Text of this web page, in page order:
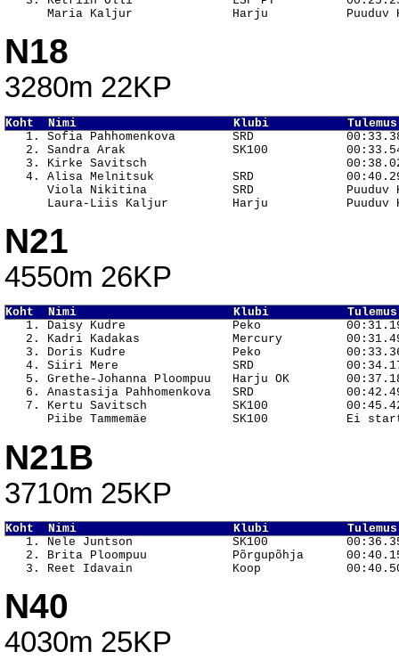
N18
3280m 22KP
Koht  Nimi                      Klubi
1. Sofia Pahhomenkova        SRD
2. Sandra Arak               SK100
3. Kirke Savitsch
4. Alisa Melnitsuk           SRD
Viola Nikitina            SRD             Puuduv
N21
4550m 26KP
Koht  Nimi                      Klubi
1. Daisy Kudre               Peko
2. Kadri Kadakas             Mercury
3. Doris Kudre               Peko
4. Siiri Mere                SRD
5. Grethe-Johanna Ploompuu   Harju OK
6. Anastasija Pahhomenkova   SRD
7. Kertu Savitsch            SK100
N21B
3710m 25KP
Koht  Nimi                      Klubi
1. Nele Juntson              SK100
2. Brita Ploompuu            Põrgupõhja
N40
4030m 25KP